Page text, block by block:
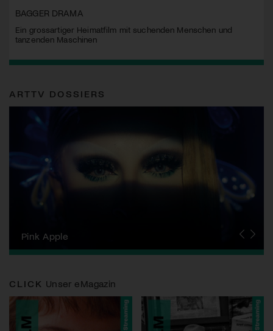
BAGGER DRAMA
Ein grossartiger Heimatfilm mit suchenden Menschen und
tanzenden Maschinen
ARTTV DOSSIERS
Zurich Film Festival
Pink Apple
Locarno Film Festival
Human Rights Film Festival Zurich
Yesh! Neues aus der jüdischen Filmwelt
Neuchâtel International Fantastic Film Festival
Visions du Réel
Berlinale
Solothurner Filmtage
Geneva International Film Festival
CLICK Unser eMagazin